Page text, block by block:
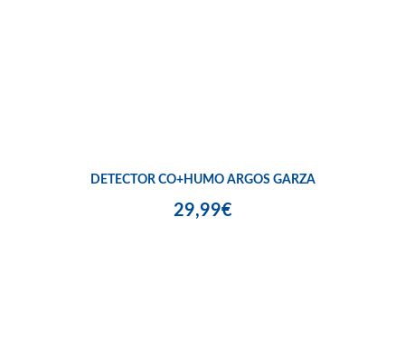
DETECTOR CO+HUMO ARGOS GARZA
29,99€